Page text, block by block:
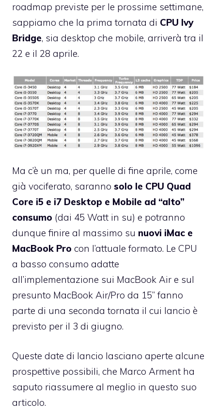
roadmap previste per le prossime settimane,
sappiamo che la prima tornata di CPU Ivy
Bridge, sia desktop che mobile, arriverà tra il
22 e il 28 aprile.
Ma c’è un ma, per quelle di fine aprile, come
già vociferato, saranno solo le CPU Quad
Core i5 e i7 Desktop e Mobile ad “alto”
consumo (dai 45 Watt in su) e potranno
dunque finire al massimo su nuovi iMac e
MacBook Pro con l’attuale formato. Le CPU
a basso consumo adatte
all’implementazione sui MacBook Air e sul
presunto MacBook Air/Pro da 15” fanno
parte di una seconda tornata il cui lancio è
previsto per il 3 di giugno.
Queste date di lancio lasciano aperte alcune
prospettive possibili, che Marco Arment ha
saputo riassumere al meglio in questo suo
articolo.